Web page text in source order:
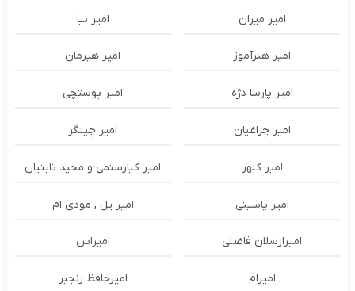
امیر میران امیر نیا
امیر هنرآموز امیر هیرمان
امیر پارسا دژه امیر پوستچی
امیر چراغیان امیر چیتگر
امیر کلهر امیر کیارستمی و مجید ثابتیان
امیر یاسینی امیر یل , مودی ام
امیرارسلان فاضلی امیراس
امیرام امیرحافظ رنجبر